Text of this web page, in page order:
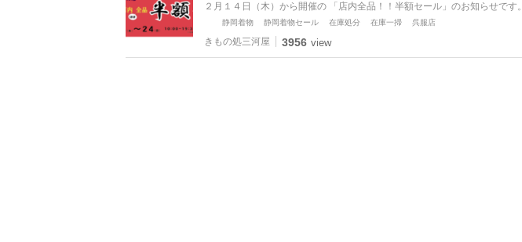
２月１４日（木）から開催の 「店内全品！！半額セール」のお知らせです。
静岡着物 静岡着物セール 在庫処分 在庫一掃 呉服店
きもの処三河屋 3956 view